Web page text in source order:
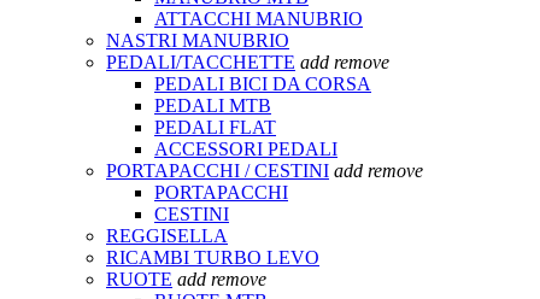
ATTACCHI MANUBRIO
NASTRI MANUBRIO
PEDALI/TACCHETTE add remove
PEDALI BICI DA CORSA
PEDALI MTB
PEDALI FLAT
ACCESSORI PEDALI
PORTAPACCHI / CESTINI add remove
PORTAPACCHI
CESTINI
REGGISELLA
RICAMBI TURBO LEVO
RUOTE add remove